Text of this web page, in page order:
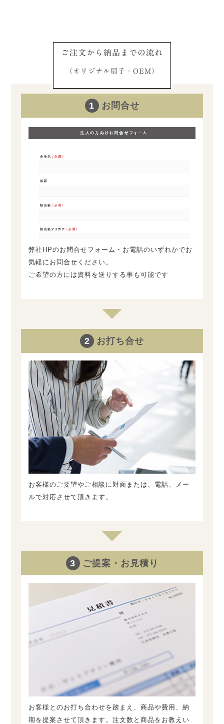
ご注文から納品までの流れ
（オリジナル扇子・OEM）
1 お問合せ
弊社HPのお問合せフォーム・お電話のいずれかでお
気軽にお問合せください。
ご希望の方には資料を送りする事も可能です
2 お打ち合せ
お客様のご要望やご相談に対面または、電話、メー
ルで対応させて頂きます。
3 ご提案・お見積り
お客様とのお打ち合わせを踏まえ、商品や費用、納
期を提案させて頂きます。注文数と商品をお教えい